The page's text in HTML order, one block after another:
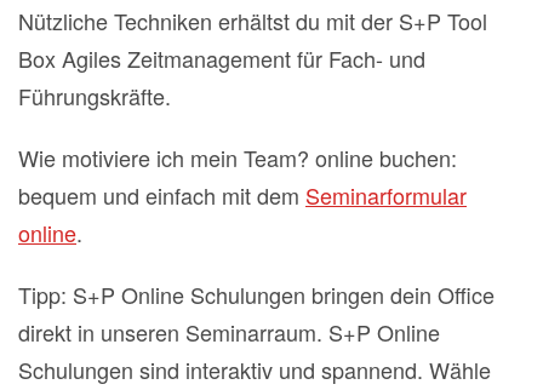
Nützliche Techniken erhältst du mit der S+P Tool
Box Agiles Zeitmanagement für Fach- und
Führungskräfte.
Wie motiviere ich mein Team? online buchen:
bequem und einfach mit dem Seminarformular
online.
Tipp: S+P Online Schulungen bringen dein Office
direkt in unseren Seminarraum. S+P Online
Schulungen sind interaktiv und spannend. Wähle